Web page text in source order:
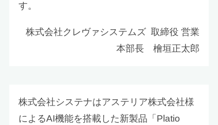
す。
株式会社クレヴァシステムズ 取締役 営業
本部長 檜垣正太郎
株式会社システナはアステリア株式会社様
によるAI機能を搭載した新製品「Platio